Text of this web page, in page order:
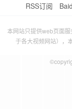
RSS订阅
本网站只提供web页面
于各大视频网站），